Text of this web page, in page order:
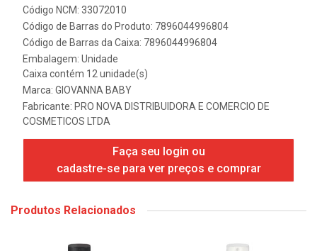
Código NCM: 33072010
Código de Barras do Produto: 7896044996804
Código de Barras da Caixa: 7896044996804
Embalagem: Unidade
Caixa contém 12 unidade(s)
Marca: GIOVANNA BABY
Fabricante: PRO NOVA DISTRIBUIDORA E COMERCIO DE
COSMETICOS LTDA
Faça seu login ou
cadastre-se para ver preços e comprar
Produtos Relacionados